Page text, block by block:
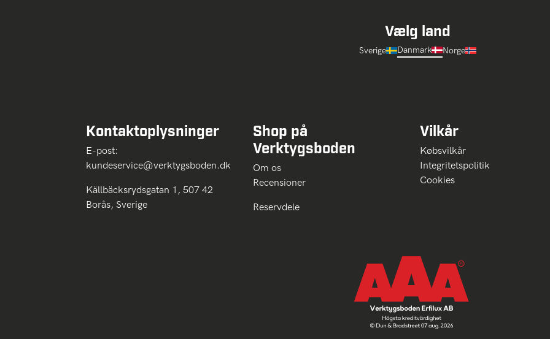
Vælg land
Sverige Danmark Norge
Kontaktoplysninger
E-post:
kundeservice@verktygsboden.dk
Källbäcksrydsgatan 1, 507 42
Borås, Sverige
Shop på
Verktygsboden
Om os
Recensioner
Reservdele
Vilkår
Købsvilkår
Integritetspolitik
Cookies